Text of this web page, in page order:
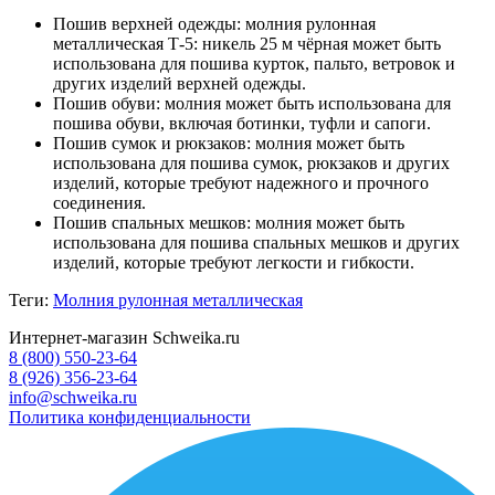
Пошив верхней одежды: молния рулонная
металлическая Т-5: никель 25 м чёрная может быть
использована для пошива курток, пальто, ветровок и
других изделий верхней одежды.
Пошив обуви: молния может быть использована для
пошива обуви, включая ботинки, туфли и сапоги.
Пошив сумок и рюкзаков: молния может быть
использована для пошива сумок, рюкзаков и других
изделий, которые требуют надежного и прочного
соединения.
Пошив спальных мешков: молния может быть
использована для пошива спальных мешков и других
изделий, которые требуют легкости и гибкости.
Теги: Молния рулонная металлическая
Интернет-магазин Schweika.ru
8 (800) 550-23-64
8 (926) 356-23-64
info@schweika.ru
Политика конфиденциальности